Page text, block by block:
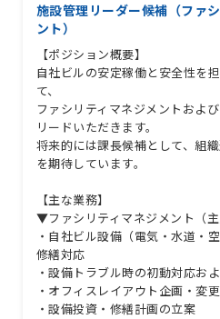
施設管理リーダー候補（ファ
ント）
【ポジション概要】
自社ビルの安定稼働と安全性を
て、
ファシリティマネジメントおよ
リードいただきます。
将来的には課長候補として、組
を期待しています。
【主な業務】
▼ファシリティマネジメント（主
・自社ビル設備（電気・水道・
修繕対応
・設備トラブル時の初動対応お
・オフィスレイアウト企画・変
・設備投資・修繕計画の立案